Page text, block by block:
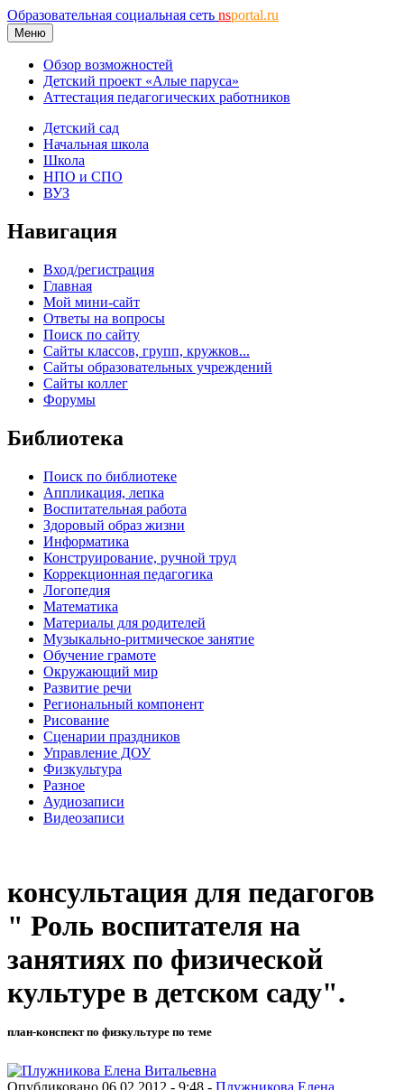
Образовательная социальная сеть nsportal.ru
Меню
Обзор возможностей
Детский проект «Алые паруса»
Аттестация педагогических работников
Детский сад
Начальная школа
Школа
НПО и СПО
ВУЗ
Навигация
Вход/регистрация
Главная
Мой мини-сайт
Ответы на вопросы
Поиск по сайту
Сайты классов, групп, кружков...
Сайты образовательных учреждений
Сайты коллег
Форумы
Библиотека
Поиск по библиотеке
Аппликация, лепка
Воспитательная работа
Здоровый образ жизни
Информатика
Конструирование, ручной труд
Коррекционная педагогика
Логопедия
Математика
Материалы для родителей
Музыкально-ритмическое занятие
Обучение грамоте
Окружающий мир
Развитие речи
Региональный компонент
Рисование
Сценарии праздников
Управление ДОУ
Физкультура
Разное
Аудиозаписи
Видеозаписи
консультация для педагогов
" Роль воспитателя на
занятиях по физической
культуре в детском саду".
план-конспект по физкультуре по теме
Опубликовано 06.02.2012 - 9:48 - Плужникова Елена